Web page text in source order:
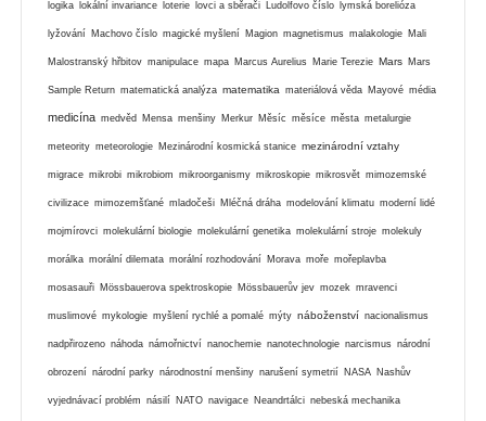
logika lokální invariance loterie lovci a sběrači Ludolfovo číslo lymská borelióza
lyžování Machovo číslo magické myšlení Magion magnetismus malakologie Mali
Malostranský hřbitov manipulace mapa Marcus Aurelius Marie Terezie Mars Mars
Sample Return matematická analýza matematika materiálová věda Mayové média
medicína medvěd Mensa menšiny Merkur Měsíc měsíce města metalurgie
meteority meteorologie Mezinárodní kosmická stanice mezinárodní vztahy
migrace mikrobi mikrobiom mikroorganismy mikroskopie mikrosvět mimozemské
civilizace mimozemšťané mladočeši Mléčná dráha modelování klimatu moderní lidé
mojmírovci molekulární biologie molekulární genetika molekulární stroje molekuly
morálka morální dilemata morální rozhodování Morava moře mořeplavba
mosasauři Mössbauerova spektroskopie Mössbauerův jev mozek mravenci
muslimové mykologie myšlení rychlé a pomalé mýty náboženství nacionalismus
nadpřirozeno náhoda námořnictví nanochemie nanotechnologie narcismus národní
obrození národní parky národnostní menšiny narušení symetrií NASA Nashův
vyjednávací problém násilí NATO navigace Neandrtálci nebeská mechanika